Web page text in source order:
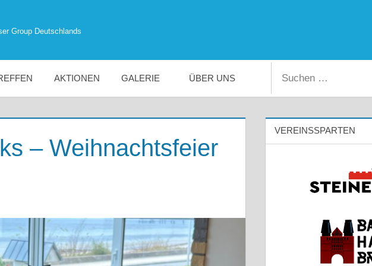
Group Deutschlands
AKTIONEN GALERIE ÜBER UNS
– Weihnachtsfeier
VEREINSSPARTEN